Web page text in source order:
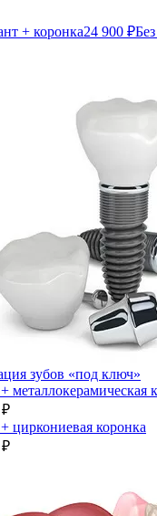
+ коронка24 900 ₽
зубов «под ключ»
металлокерамическая
₽
циркониевая коронка
₽